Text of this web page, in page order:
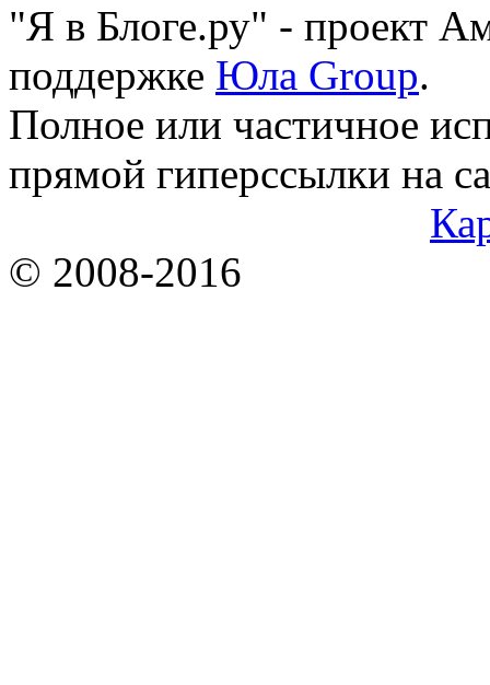
"Я в Блоге.ру" - проект
поддержке Юла Group.
Полное или частичное
прямой гиперссылки на
© 2008-2016